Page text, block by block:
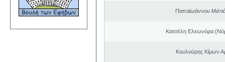
Παπαϊωάννου
Κατσέλη Ελεωνόρα
Κουλούρης Κίμων